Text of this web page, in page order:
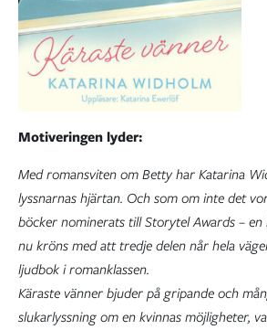
Motiveringen lyder:
Med romansviten om Betty har Katarina
lyssnarnas hjärtan. Och som om inte det
böcker nominerats till Storytel Awards –
nu kröns med att tredje delen når hela
ljudbok i romanklassen.
Käraste vänner bjuder på gripande och
slukarlyssning om en kvinnas möjligheter,